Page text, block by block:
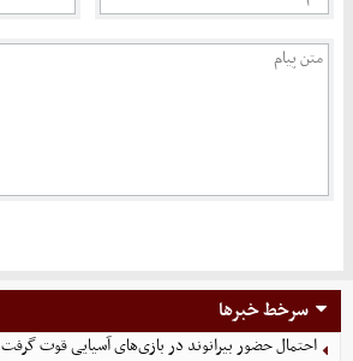
سرخط خبرها
احتمال حضور بیرانوند در بازی‌های آسیایی قوت گرفت